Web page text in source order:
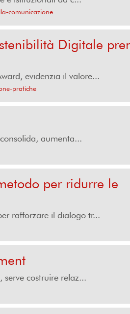
comunicazione
Digitale
evidenzia il valore...
pratiche
aumenta...
per ridurre le
rafforzare il dialogo tr...
costruire relaz...